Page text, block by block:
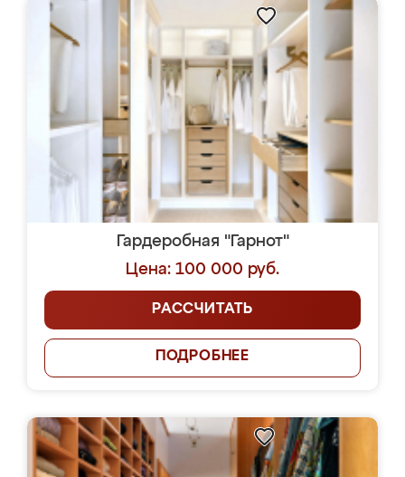
Гардеробная "Гарнот"
Цена: 100 000 руб.
РАССЧИТАТЬ
ПОДРОБНЕЕ